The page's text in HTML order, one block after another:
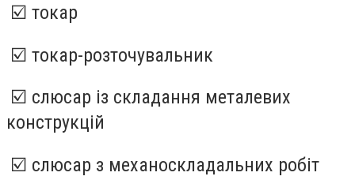
☑️ токар
☑️ токар-розточувальник
☑️ слюсар із складання металевих
конструкцій
☑️ слюсар з механоскладальних робіт